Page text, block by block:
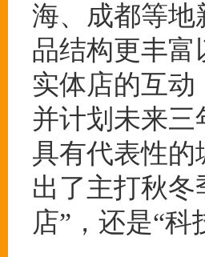
海、成都等地
品结构更丰
实体店的互动
并计划未来
具有代表性
出了主打秋冬
店”，还是“